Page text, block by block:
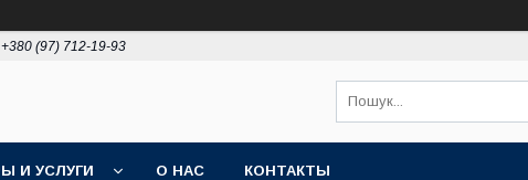
+380 (97) 712-19-93
И УСЛУГИ О НАС КОНТАКТЫ